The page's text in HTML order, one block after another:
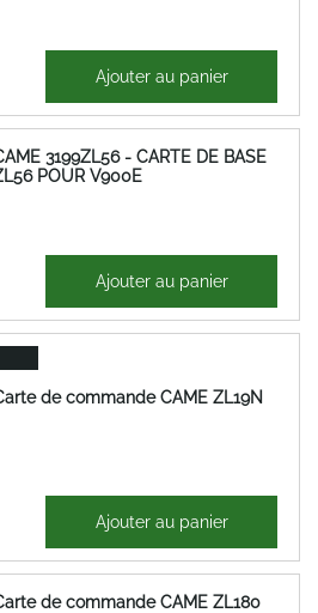
Ajouter au panier
3199ZL56 - CARTE DE BASE
POUR V900E
Ajouter au panier
de commande CAME ZL19N
Ajouter au panier
de commande CAME ZL180